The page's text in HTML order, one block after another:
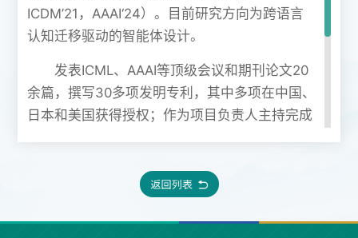
ICDM’21，AAAI‘24）。目前研究方向为跨语言
认知迁移驱动的智能体设计。
发表ICML、AAAI等顶级会议和期刊论文20
余篇，撰写30多项发明专利，其中多项在中国、
日本和美国获得授权；作为项目负责人主持完成
商业探索获NEC研发集团二等贡献奖，作为团队
队荣誉称号。